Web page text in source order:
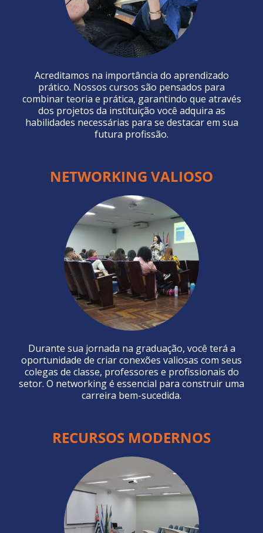
Acreditamos na importância do aprendizado
prático. Nossos cursos são pensados para
combinar teoria e prática, garantindo que através
dos projetos da instituição você adquira as
habilidades necessárias para se destacar em sua
futura profissão.
NETWORKING VALIOSO
Durante sua jornada na graduação, você terá a
oportunidade de criar conexões valiosas com seus
colegas de classe, professores e profissionais do
setor. O networking é essencial para construir uma
carreira bem-sucedida.
RECURSOS MODERNOS